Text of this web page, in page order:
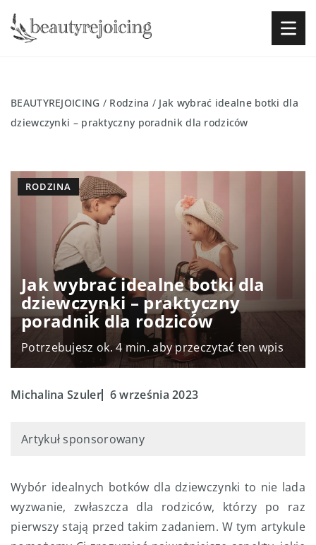
BEAUTYREJOICING / Rodzina / Jak wybrać idealne botki dla
dziewczynki – praktyczny poradnik dla rodziców
Jak wybrać idealne botki dla
dziewczynki – praktyczny
poradnik dla rodziców
Potrzebujesz ok. 4 min. aby przeczytać ten wpis
RODZINA
Michalina Szuler 6 września 2023
Artykuł sponsorowany
Wybór idealnych botków dla dziewczynki to nie lada
wyzwanie, zwłaszcza dla rodziców, którzy po raz
pierwszy stają przed takim zadaniem. W tym artykule